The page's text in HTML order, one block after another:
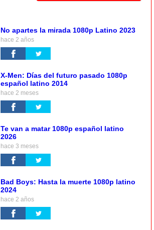
No apartes la mirada 1080p Latino 2023
hace 2 años
X-Men: Días del futuro pasado 1080p
español latino 2014
hace 2 meses
Te van a matar 1080p español latino
2026
hace 3 meses
Bad Boys: Hasta la muerte 1080p latino
2024
hace 2 años